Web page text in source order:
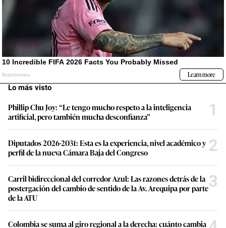
Lo más visto
Phillip Chu Joy: “Le tengo mucho respeto a la inteligencia
artificial, pero también mucha desconfianza”
1
Diputados 2026-2031: Esta es la experiencia, nivel académico y
perfil de la nueva Cámara Baja del Congreso
2
Carril bidireccional del corredor Azul: Las razones detrás de la
postergación del cambio de sentido de la Av. Arequipa por parte
de la ATU
3
Colombia se suma al giro regional a la derecha: cuánto cambia